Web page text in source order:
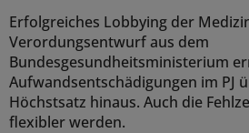
Erfolgreiches Lobbying der
Verordungsentwurf aus dem
Bundesgesundheitsministerium
Aufwandsentschädigungen im PJ
Höchstsatz hinaus. Auch die
flexibler werden.